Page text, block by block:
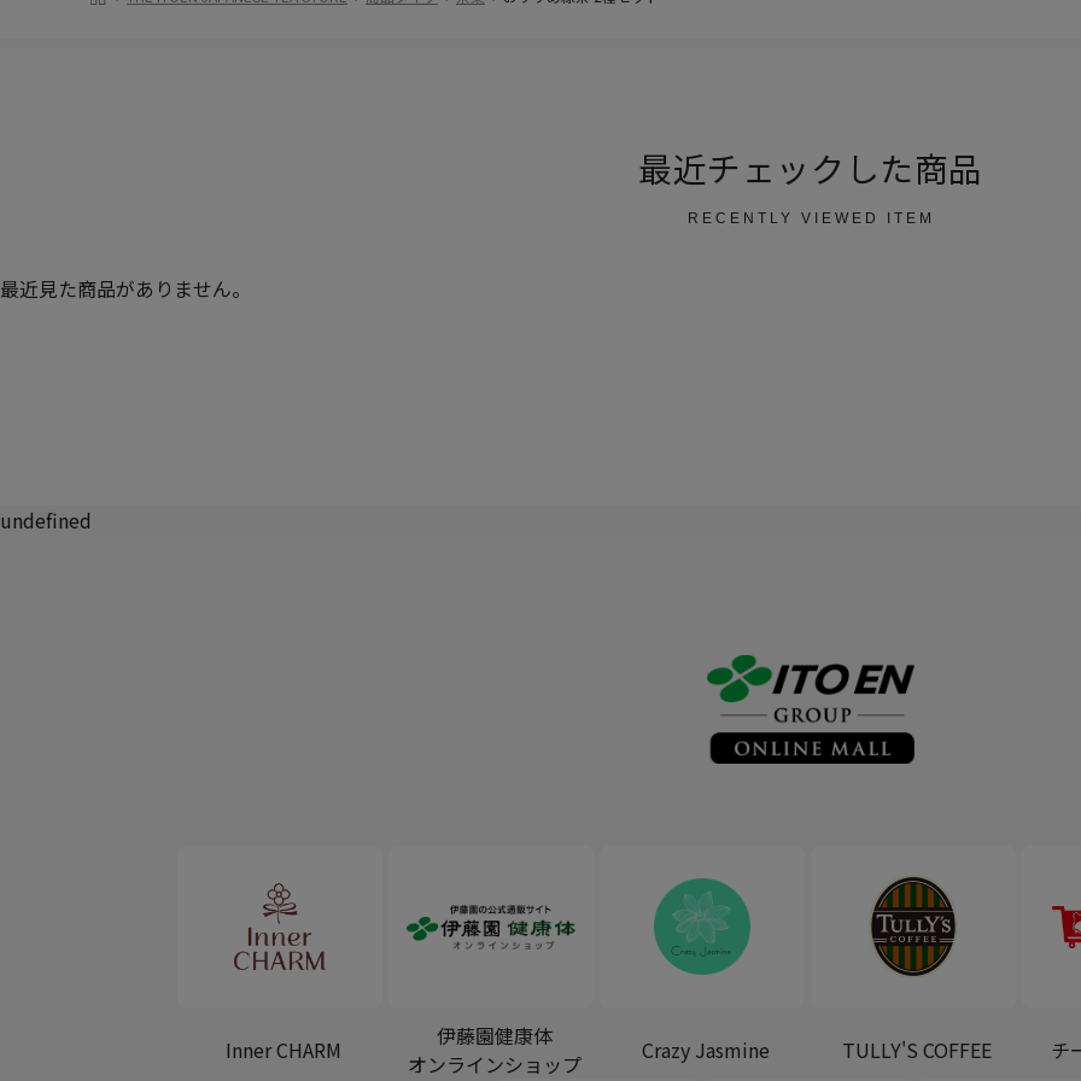
最近チェックした商品
RECENTLY VIEWED ITEM
最近見た商品がありません。
undefined
Inner CHARM
伊藤園健康体
オンラインショップ
Crazy Jasmine TULLY'S COFFEE チ